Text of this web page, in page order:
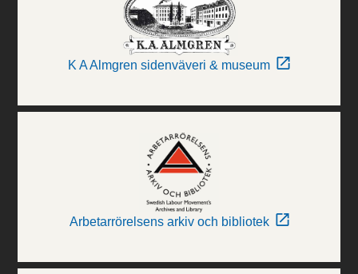
K A Almgren sidenväveri & museum
Arbetarrörelsens arkiv och bibliotek